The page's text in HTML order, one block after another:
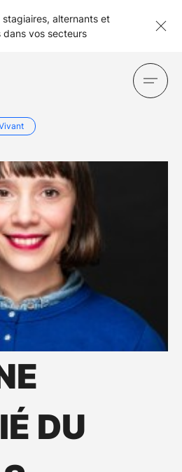
stagiaires, alternants et
dans vos secteurs
DU